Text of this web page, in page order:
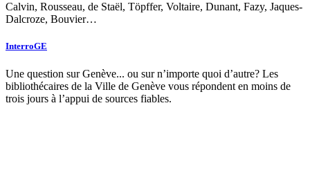
Calvin, Rousseau, de Staël, Töpffer, Voltaire, Dunant, Fazy, Jaques-
Dalcroze, Bouvier…
InterroGE
Une question sur Genève... ou sur n’importe quoi d’autre? Les
bibliothécaires de la Ville de Genève vous répondent en moins de
trois jours à l’appui de sources fiables.